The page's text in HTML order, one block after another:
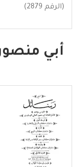
(الرقم 2879)
أبي